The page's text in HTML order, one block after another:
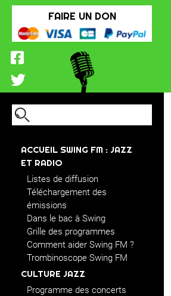
FAIRE UN DON
ACCUEIL SWING FM : JAZZ
ET RADIO
Listes de diffusion
Téléchargement des
émissions
Dans le bac à Swing
Grille des programmes
Comment aider Swing FM ?
Trombinoscope Swing FM
CULTURE JAZZ
Programme des concerts